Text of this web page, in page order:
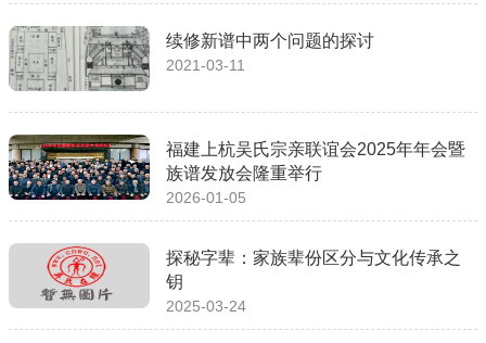
续修新谱中两个问题的探讨
2021-03-11
福建上杭吴氏宗亲联谊会2025年年会暨
族谱发放会隆重举行
2026-01-05
探秘字辈：家族辈份区分与文化传承之
钥
2025-03-24